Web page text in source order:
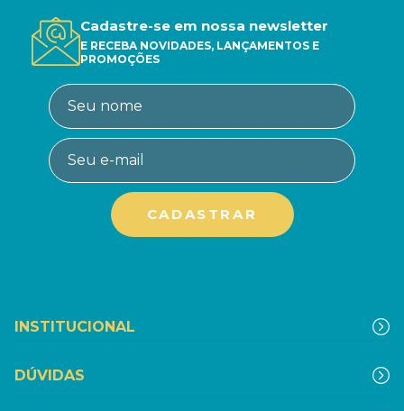
Cadastre-se em nossa newsletter
E RECEBA NOVIDADES, LANÇAMENTOS E
PROMOÇÕES
INSTITUCIONAL
DÚVIDAS